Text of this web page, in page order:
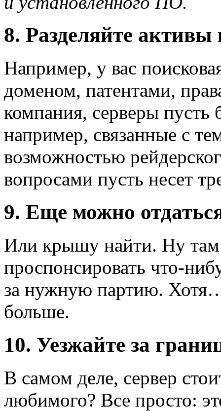
8. Разделяйте активы
Например, у вас
доменом, патентами,
компания, серверы пусть
например, связанные с
возможностью
вопросами пусть несет
9. Еще можно
Или крышу найти. Ну
проспонсировать что-
за нужную партию.
больше.
10. Уезжайте за
В самом деле, сервер
любимого? Все просто: